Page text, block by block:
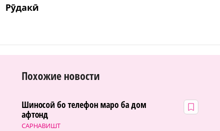
Рӯдакӣ
Похожие новости
САРНАВИШТ
Шиносоӣ бо телефон маро ба дом
афтонд